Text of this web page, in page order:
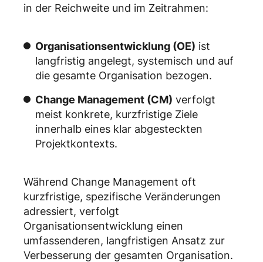
in der Reichweite und im Zeitrahmen:
Organisationsentwicklung (OE) ist
langfristig angelegt, systemisch und auf
die gesamte Organisation bezogen.
Change Management (CM) verfolgt
meist konkrete, kurzfristige Ziele
innerhalb eines klar abgesteckten
Projektkontexts.
Während Change Management oft
kurzfristige, spezifische Veränderungen
adressiert, verfolgt
Organisationsentwicklung einen
umfassenderen, langfristigen Ansatz zur
Verbesserung der gesamten Organisation.